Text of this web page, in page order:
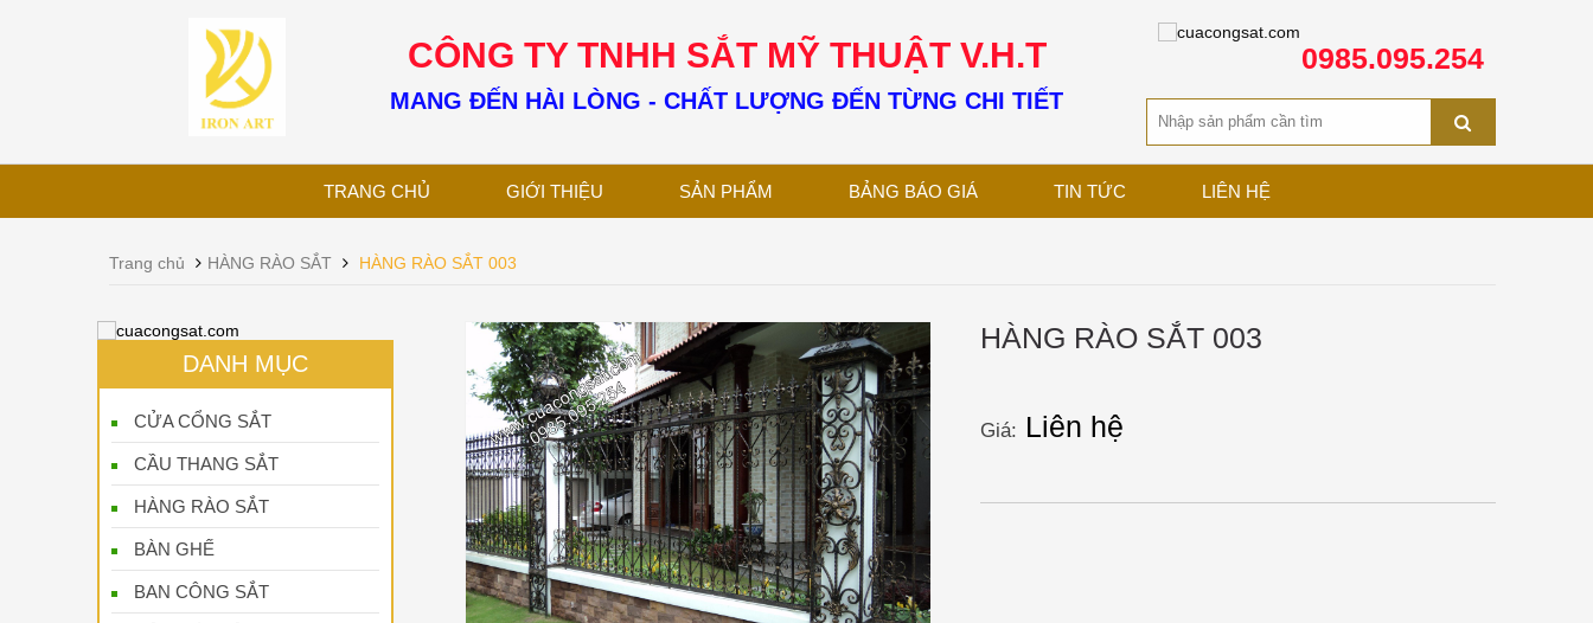
CÔNG TY TNHH SẮT MỸ THUẬT V.H.T
MANG ĐẾN HÀI LÒNG - CHẤT LƯỢNG ĐẾN TỪNG CHI TIẾT
0985.095.254
TRANG CHỦ GIỚI THIỆU SẢN PHẨM BẢNG BÁO GIÁ TIN TỨC LIÊN HỆ
Trang chủ HÀNG RÀO SẮT HÀNG RÀO SẮT 003
DANH MỤC
CỬA CỔNG SẮT
CẦU THANG SẮT
HÀNG RÀO SẮT
BÀN GHẾ
BAN CÔNG SẮT
HÀNG RÀO SẮT 003
Giá: Liên hệ